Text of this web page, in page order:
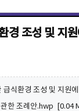
경 조성 및 지
식환경 조성 및 지원
한 조례안.hwp [0.04